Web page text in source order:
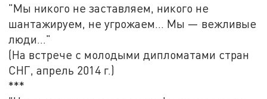
"Мы никого не заставляем, никого не
шантажируем, не угрожаем… Мы — вежливые
люди…"
(На встрече с молодыми дипломатами стран
СНГ, апрель 2014 г.)
***